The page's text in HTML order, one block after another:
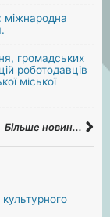
міжнародна
громадських
роботодавців
міської
Більше новин...